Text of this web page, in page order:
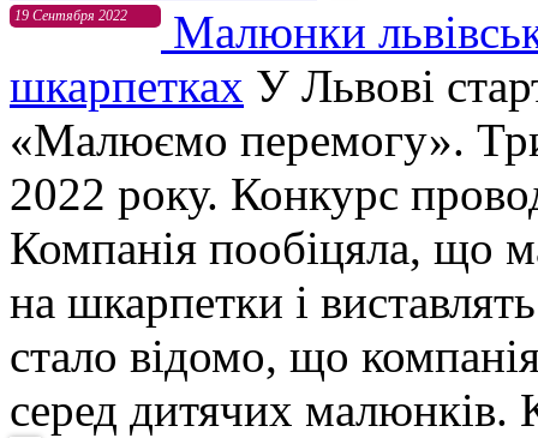
19 Сентября 2022
Малюнки
шкарпетках У Львові
«Малюємо перемогу».
2022 року. Конкурс
Компанія пообіцяла, що
на шкарпетки і
стало відомо, що
серед дитячих малюнків.